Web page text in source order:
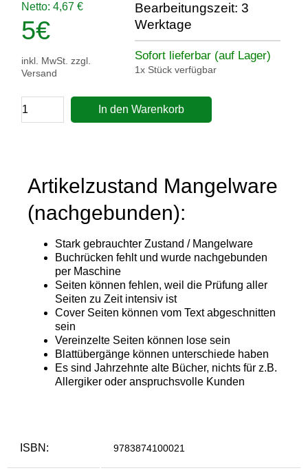
Netto: 4,67 €
5€
inkl. MwSt. zzgl.
Versand
In den Warenkorb
Bearbeitungszeit: 3
Werktage
Sofort lieferbar (auf Lager)
1x Stück verfügbar
ISBN: 9783874100021